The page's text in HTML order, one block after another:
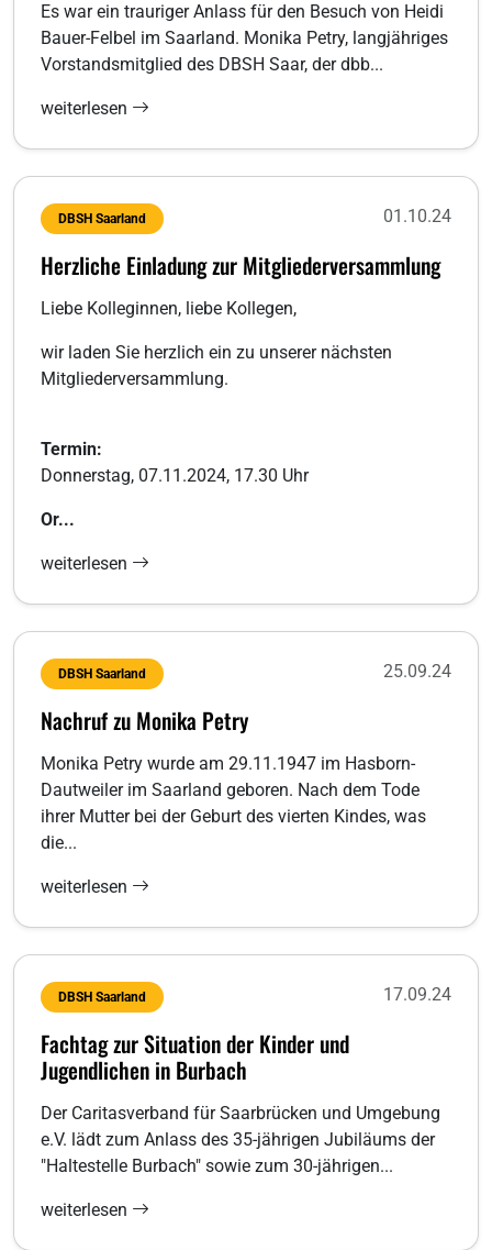
Es war ein trauriger Anlass für den Besuch von Heidi
Bauer-Felbel im Saarland. Monika Petry, langjähriges
Vorstandsmitglied des DBSH Saar, der dbb...
weiterlesen
DBSH Saarland 01.10.24
Herzliche Einladung zur Mitgliederversammlung
Liebe Kolleginnen, liebe Kollegen,
wir laden Sie herzlich ein zu unserer nächsten
Mitgliederversammlung.
Termin:
Donnerstag, 07.11.2024, 17.30 Uhr
Or...
weiterlesen
DBSH Saarland 25.09.24
Nachruf zu Monika Petry
Monika Petry wurde am 29.11.1947 im Hasborn-
Dautweiler im Saarland geboren. Nach dem Tode
ihrer Mutter bei der Geburt des vierten Kindes, was
die...
weiterlesen
DBSH Saarland 17.09.24
Fachtag zur Situation der Kinder und
Jugendlichen in Burbach
Der Caritasverband für Saarbrücken und Umgebung
e.V. lädt zum Anlass des 35-jährigen Jubiläums der
"Haltestelle Burbach" sowie zum 30-jährigen...
weiterlesen